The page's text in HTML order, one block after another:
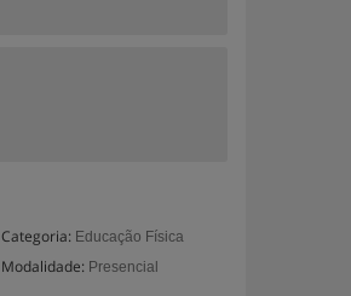
Categoria: Educação Física
Modalidade: Presencial